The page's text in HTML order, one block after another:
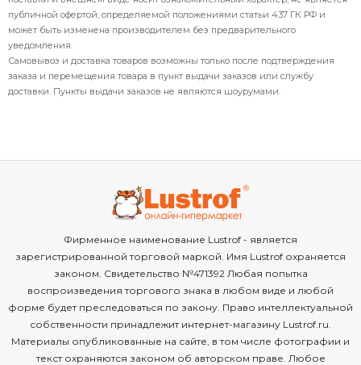
публичной офертой, определяемой положениями статьи 437 ГК РФ и
может быть изменена производителем без предварительного
уведомления.
Самовывоз и доставка товаров возможны только после подтверждения
заказа и перемещения товара в пункт выдачи заказов или службу
доставки. Пункты выдачи заказов не являются шоурумами.
Фирменное наименование Lustrof - является
зарегистрированной торговой маркой. Имя Lustrof охраняется
законом. Свидетельство №471392 Любая попытка
воспроизведения торгового знака в любом виде и любой
форме будет преследоваться по закону. Право интеллектуальной
собственности принадлежит интернет-магазину Lustrof.ru.
Материалы опубликованные на сайте, в том числе фотографии и
текст охраняются законом об авторском праве. Любое